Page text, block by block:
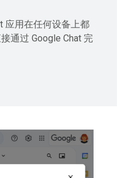
应用在任何设备上都
通过 Google Chat 完